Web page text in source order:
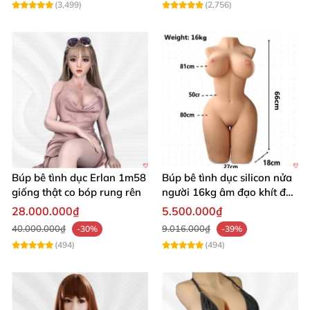
(3,499)
(2,756)
Búp bê tình dục Erlan 1m58
giống thật co bóp rung rên
28.000.000₫
40.000.000₫
-30%
(494)
Búp bê tình dục silicon nửa
người 16kg âm đạo khít độn
khung
5.500.000₫
9.016.000₫
-39%
(494)